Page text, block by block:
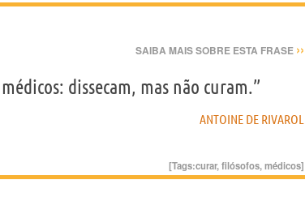
SAIBA MAIS SOBRE ESTA FRASE ››
dissecam, mas não curam.”
ANTOINE DE RIVAROL
[Tags:curar,filósofos,médicos]